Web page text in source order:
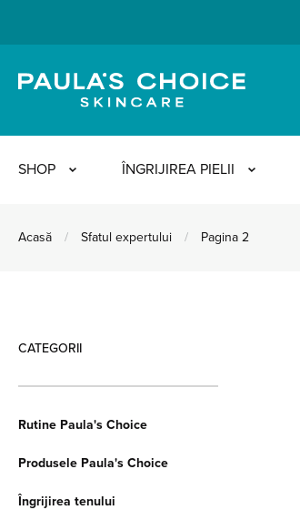
SHOP ÎNGRIJIREA PIELII
Acasă / Sfatul expertului / Pagina 2
CATEGORII
Rutine Paula's Choice
Produsele Paula's Choice
Îngrijirea tenului